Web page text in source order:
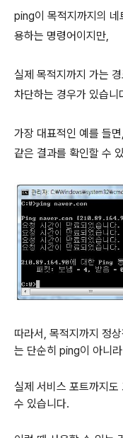
ping이 목적지까지의 네
용하는 명령어이지만,
실제 목적지까지 가는
차단하는 경우가 있습니
가장 대표적인 예를 들
같은 결과를 확인할 수
따라서, 목적지까지 정
는 단순히 ping이 아니라
실제 서비스 포트까지
수 있습니다.